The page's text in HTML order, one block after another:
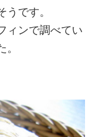
です。
ィンで調べてい